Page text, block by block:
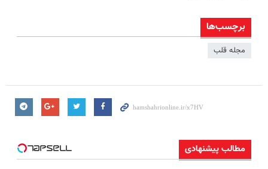
برچسب‌ها
مجله قلب
مطالب پیشنهادی